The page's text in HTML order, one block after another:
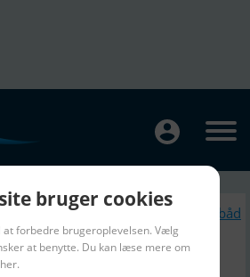
Lignende Motorbåd
til salg
bruger cookies
at forbedre brugeroplevelsen. Vælg
at benytte. Du kan læse mere om
her.